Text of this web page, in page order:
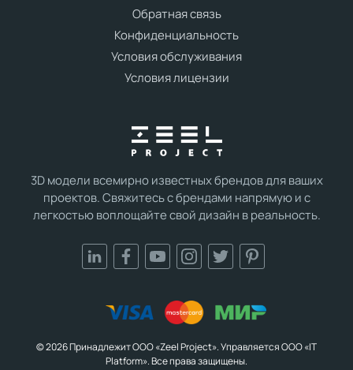
3D модели всемирно известных брендов для ваших
проектов. Свяжитесь с брендами напрямую и с
легкостью воплощайте свой дизайн в реальность.
Обратная связь
Конфиденциальность
Условия обслуживания
Условия лицензии
© 2026 Принадлежит ООО «Zeel Project». Управляется ООО «IT
Platform». Все права защищены.